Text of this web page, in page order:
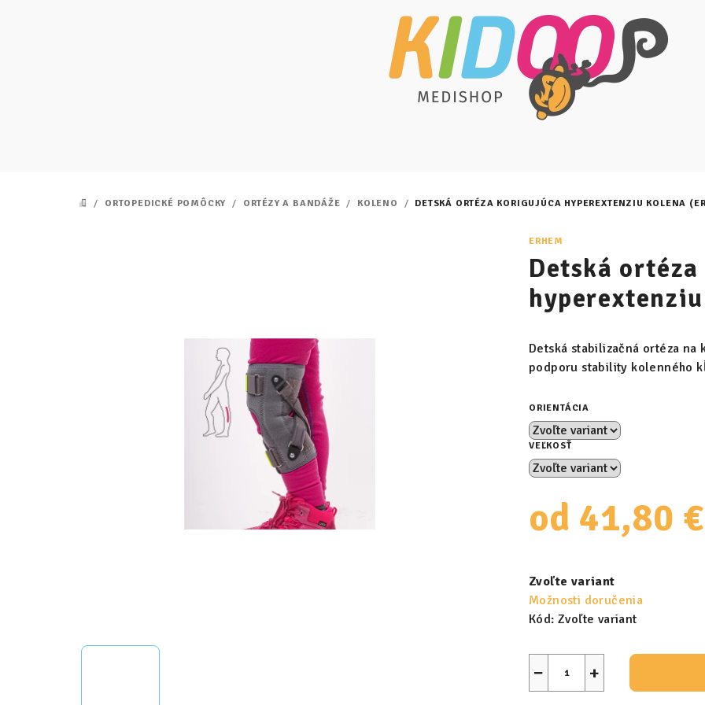
DOMOV
/ ORTOPEDICKÉ POMÔCKY / ORTÉZY A BANDÁŽE / KOLENO / DETSKÁ ORTÉZA KORIGUJÚCA HYPEREXTENZIU KOLENA
ERHEM
Detská
Detská stabilizačná ortéza
podporu stability kolenného
ORIENTÁCIA
VEĽKOSŤ
od 41,80 €
cena:
Zvoľte variant
Možnosti doručenia
Kód: Zvoľte variant
+
−